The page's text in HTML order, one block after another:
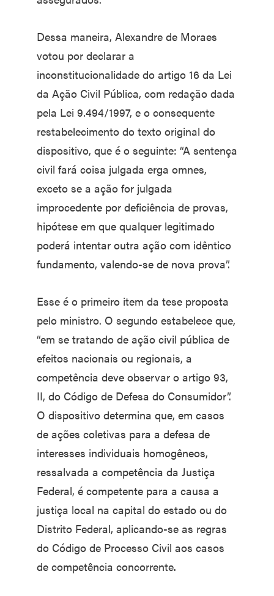
Dessa maneira, Alexandre de Moraes
votou por declarar a
inconstitucionalidade do artigo 16 da Lei
da Ação Civil Pública, com redação dada
pela Lei 9.494/1997, e o consequente
restabelecimento do texto original do
dispositivo, que é o seguinte: “A sentença
civil fará coisa julgada erga omnes,
exceto se a ação for julgada
improcedente por deficiência de provas,
hipótese em que qualquer legitimado
poderá intentar outra ação com idêntico
fundamento, valendo-se de nova prova”.
Esse é o primeiro item da tese proposta
pelo ministro. O segundo estabelece que,
“em se tratando de ação civil pública de
efeitos nacionais ou regionais, a
competência deve observar o artigo 93,
II, do Código de Defesa do Consumidor”.
O dispositivo determina que, em casos
de ações coletivas para a defesa de
interesses individuais homogêneos,
ressalvada a competência da Justiça
Federal, é competente para a causa a
justiça local na capital do estado ou do
Distrito Federal, aplicando-se as regras
do Código de Processo Civil aos casos
de competência concorrente.